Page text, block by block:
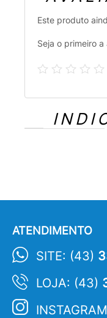
Este produto
Seja o primeiro a
ATENDIMENTO
SITE: (43)
LOJA: (43)
INSTAGRAM